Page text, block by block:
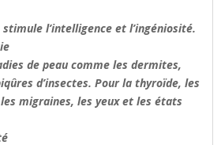
l’intelligence et l’ingéniosité.
de peau comme les dermites,
d’insectes. Pour la thyroïde, les
migraines, les yeux et les états